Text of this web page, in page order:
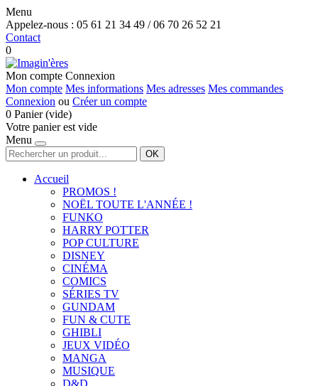
Menu
Appelez-nous : 05 61 21 34 49 / 06 70 26 52 21
Contact
0
Mon compte Connexion
Mon compte Mes informations Mes adresses Mes commandes
Connexion ou Créer un compte
0 Panier (vide)
Votre panier est vide
Menu
OK
Accueil
PROMOS !
NOËL TOUTE L'ANNÉE !
FUNKO
HARRY POTTER
POP CULTURE
DISNEY
CINÉMA
COMICS
SÉRIES TV
GUNDAM
FUN & CUTE
GHIBLI
JEUX VIDÉO
MANGA
MUSIQUE
D&D